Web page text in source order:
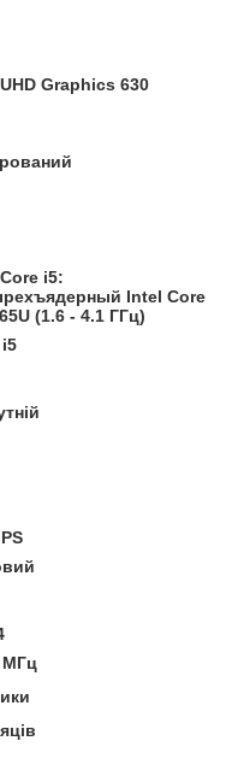
Graphics 630
i5:
Intel Core
(1.6 - 4.1 ГГц)
МГц